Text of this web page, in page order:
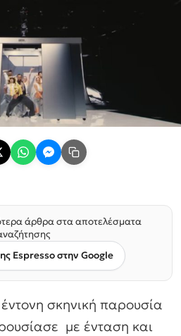
άρθρα στα αποτελέσματα
Espresso στην Google
σκηνική παρουσία
με ένταση και